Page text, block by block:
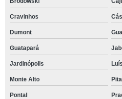
Cravinhos
Dumont
Guatapará
Jardinópolis
Monte Alto
Pontal